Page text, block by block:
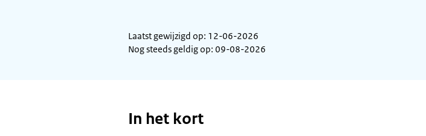
Laatst gewijzigd op: 12-06-2026
Nog steeds geldig op: 09-08-2026
In het kort